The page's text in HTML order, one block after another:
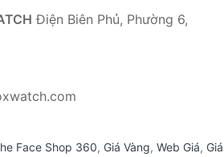
Điện Biên Phủ, Phường 6,
Face Shop 360, Giá Vàng, Web Giá, Giá